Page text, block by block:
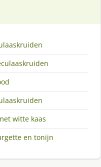
witte kaas
en tonijn